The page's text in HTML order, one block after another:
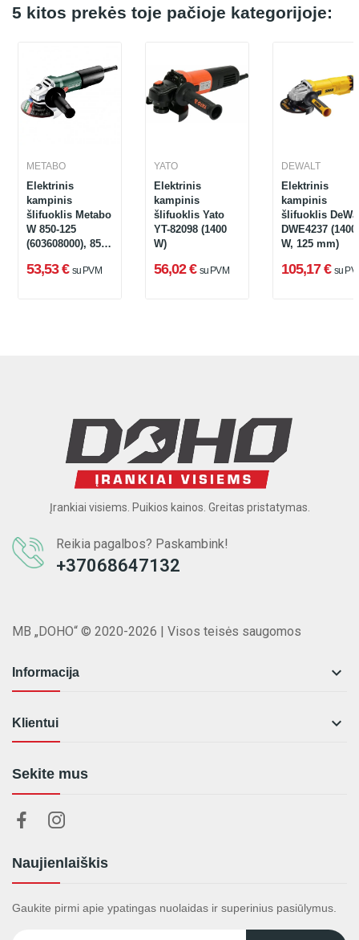
5 kitos prekės toje pačioje kategorijoje:
METABO
Elektrinis
kampinis
šlifuoklis Metabo
W 850-125
(603608000), 850
53,53 € su PVM
YATO
Elektrinis
kampinis
šlifuoklis Yato
YT-82098 (1400
W)
56,02 € su PVM
DEWALT
Elektrinis
kampinis
šlifuoklis
DWE4237 (1400
W, 125 mm)
105,17 € su
Įrankiai visiems. Puikios kainos. Greitas pristatymas.
Reikia pagalbos? Paskambink!
+37068647132
MB „DOHO“ © 2020-2026 | Visos teisės saugomos
Informacija 
Klientui 
Sekite mus
Naujienlaiškis
Gaukite pirmi apie ypatingas nuolaidas ir superinius pasiūlymus.